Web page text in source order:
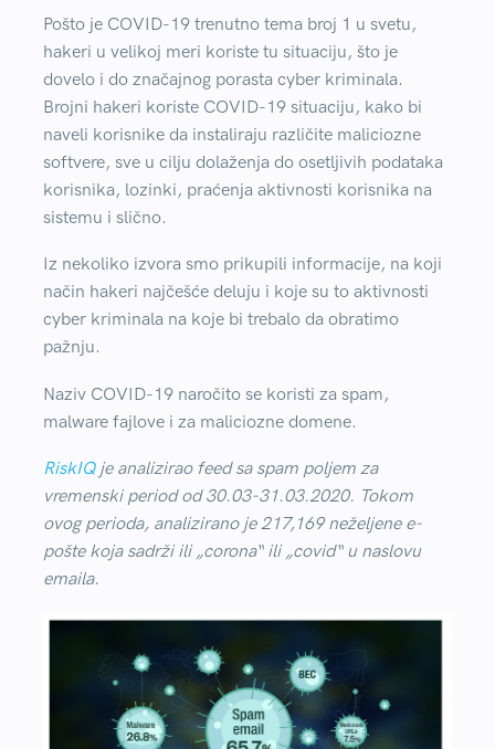
Pošto je COVID-19 trenutno tema broj 1 u svetu,
hakeri u velikoj meri koriste tu situaciju, što je
dovelo i do značajnog porasta cyber kriminala.
Brojni hakeri koriste COVID-19 situaciju, kako bi
naveli korisnike da instaliraju različite maliciozne
softvere, sve u cilju dolaženja do osetljivih podataka
korisnika, lozinki, praćenja aktivnosti korisnika na
sistemu i slično.
Iz nekoliko izvora smo prikupili informacije, na koji
način hakeri najčešće deluju i koje su to aktivnosti
cyber kriminala na koje bi trebalo da obratimo
pažnju.
Naziv COVID-19 naročito se koristi za spam,
malware fajlove i za maliciozne domene.
RiskIQje analizirao feed sa spam poljem za
vremenski period od 30.03-31.03.2020. Tokom
ovog perioda, analizirano je 217,169 neželjene e-
pošte koja sadrži ili „corona“ ili „covid“ u naslovu
emaila.